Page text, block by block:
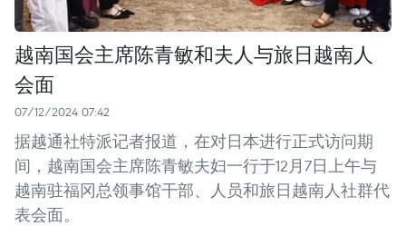
越南国会主席陈青敏和夫人与旅日越南人
会面
07/12/2024 07:42
据越通社特派记者报道，在对日本进行正式访问期
间，越南国会主席陈青敏夫妇一行于12月7日上午与
越南驻福冈总领事馆干部、人员和旅日越南人社群代
表会面。